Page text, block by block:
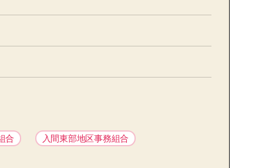
合
入間東部地区事務組合